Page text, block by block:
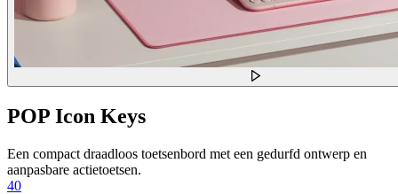
POP Icon Keys
Een compact draadloos toetsenbord met een gedurfd ontwerp en
aanpasbare actietoetsen.
40